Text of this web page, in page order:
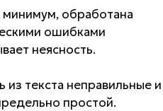
обработана
ошибками
неясность.
текста неправильные и
простой.